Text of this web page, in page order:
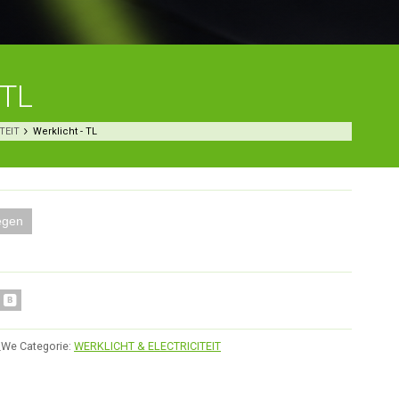
Werklicht - TL
Categorie: WERKLICHT & ELECTRICITEIT